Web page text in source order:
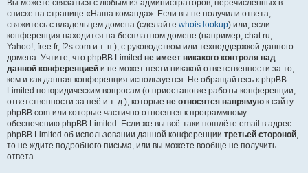
Вы можете связаться с любым из администраторов, перечисленных в
списке на странице «Наша команда». Если вы не получили ответа,
свяжитесь с владельцем домена (сделайте whois lookup) или, если
конференция находится на бесплатном домене (например, chat.ru,
Yahoo!, free.fr, f2s.com и т. п.), с руководством или техподдержкой данного
домена. Учтите, что phpBB Limited не имеет никакого контроля над
данной конференцией и не может нести никакой ответственности за то,
кем и как данная конференция используется. Не обращайтесь к phpBB
Limited по юридическим вопросам (о приостановке работы конференции,
ответственности за неё и т. д.), которые не относятся напрямую к сайту
phpBB.com или которые частично относятся к программному
обеспечению phpBB Limited. Если же вы всё-таки пошлёте email в адрес
phpBB Limited об использовании данной конференции третьей стороной,
то не ждите подробного письма, или вы можете вообще не получить
ответа.